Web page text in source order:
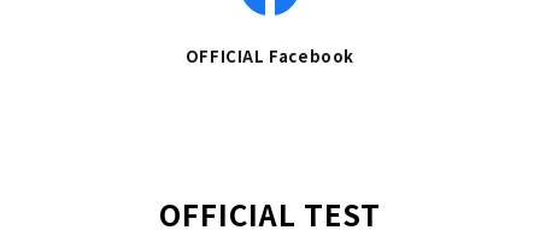
OFFICIAL Facebook
OFFICIAL TEST